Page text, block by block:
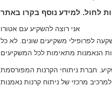
אני רוצה להשקיע עם אטורו
לפרופילי משקיעים שונים. לא כל
חברת ניתוחי הקרנות המפורסמת